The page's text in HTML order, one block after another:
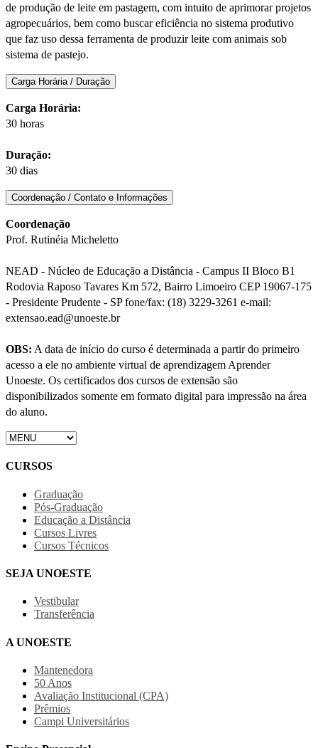
de produção de leite em pastagem, com intuito de aprimorar projetos
agropecuários, bem como buscar eficiência no sistema produtivo
que faz uso dessa ferramenta de produzir leite com animais sob
sistema de pastejo.
Carga Horária / Duração
Carga Horária:
30 horas
Duração:
30 dias
Coordenação / Contato e Informações
Coordenação
Prof. Rutinéia Micheletto
NEAD - Núcleo de Educação a Distância - Campus II Bloco B1
Rodovia Raposo Tavares Km 572, Bairro Limoeiro CEP 19067-175
- Presidente Prudente - SP fone/fax: (18) 3229-3261 e-mail:
extensao.ead@unoeste.br
OBS: A data de início do curso é determinada a partir do primeiro
acesso a ele no ambiente virtual de aprendizagem Aprender
Unoeste. Os certificados dos cursos de extensão são
disponibilizados somente em formato digital para impressão na área
do aluno.
CURSOS
Graduação
Pós-Graduação
Educação a Distância
Cursos Livres
Cursos Técnicos
SEJA UNOESTE
Vestibular
Transferência
A UNOESTE
Mantenedora
50 Anos
Avaliação Institucional (CPA)
Prêmios
Campi Universitários